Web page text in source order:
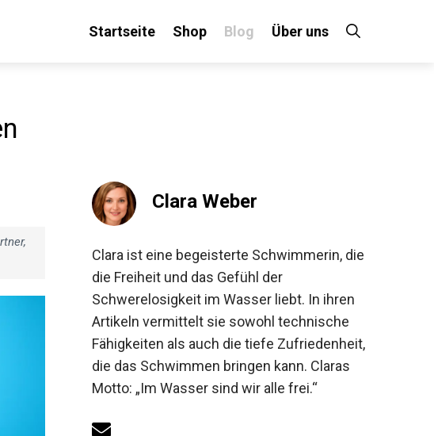
Startseite Shop Blog Über uns
Clara Weber
Clara ist eine begeisterte Schwimmerin, die
die Freiheit und das Gefühl der
Schwerelosigkeit im Wasser liebt. In ihren
Artikeln vermittelt sie sowohl technische
Fähigkeiten als auch die tiefe Zufriedenheit,
die das Schwimmen bringen kann. Claras
Motto: „Im Wasser sind wir alle frei.“
bei Decathlon an!